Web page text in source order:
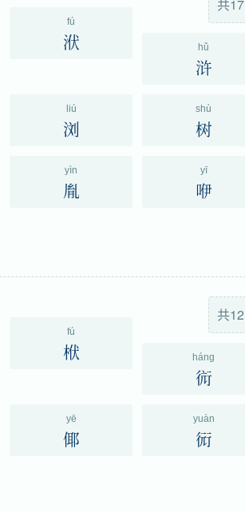
共
fú
洑 hǔ
浒
liú
浏
shù
树
yìn
胤
yī
咿
共
fú
栿 háng
䘕
yē
倻
yuàn
衏